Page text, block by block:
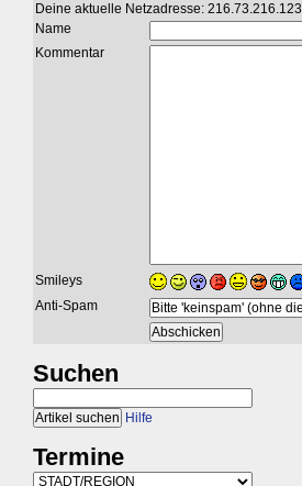
Deine aktuelle Netzadresse: 216.73.216.123
Name
Kommentar
Smileys
Anti-Spam
Suchen
Hilfe
Termine